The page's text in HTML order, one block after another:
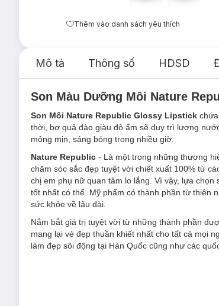
Thêm vào danh sách yêu thích
Mô tả Thông số HDSD
Son Màu Dưỡng Môi Nature
Son Môi Nature Republic Glossy Lipstick
thời, bơ quả đào giàu độ ẩm sẽ duy trì lượng
mỏng mịn, sáng bóng trong nhiều giờ.
Nature Republic - Là một trong những thương
chăm sóc sắc đẹp tuyệt vời chiết xuất 100% từ
chị em phụ nữ quan tâm lo lắng. Vì vậy, lựa
tốt nhất có thể. Mỹ phẩm có thành phần từ thiên
sức khỏe về lâu dài.
Nắm bắt giá trị tuyệt vời từ những thành phần
mang lại vẻ đẹp thuần khiết nhất cho tất cả mọi
làm đẹp sôi động tại Hàn Quốc cũng như các